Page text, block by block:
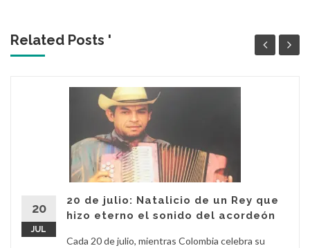
Related Posts '
20
JUL
20 de julio: Natalicio de un Rey que
hizo eterno el sonido del acordeón
Cada 20 de julio, mientras Colombia celebra su